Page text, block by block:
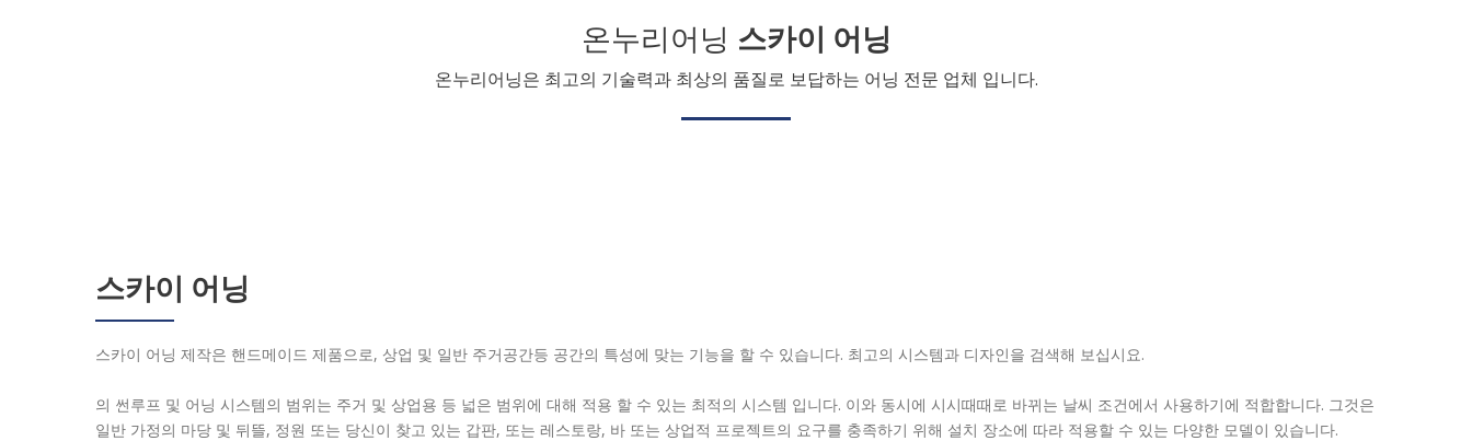
온누리어닝 스카이 어닝
온누리어닝은 최고의 기술력과 최상의 품질로 보답하는 어닝 전문 업체 입니다.
스카이 어닝
스카이 어닝 제작은 핸드메이드 제품으로, 상업 및 일반 주거공간등 공간의 특성에 맞는 기능을 할 수 있습니다. 최고의 시스템과 디자인을 검색해 보십시요.
의 썬루프 및 어닝 시스템의 범위는 주거 및 상업용 등 넓은 범위에 대해 적용 할 수 있는 최적의 시스템 입니다. 이와 동시에 시시때때로 바뀌는 날씨 조건에서 사용하기에 적합합니다. 그것은
일반 가정의 마당 및 뒤뜰, 정원 또는 당신이 찾고 있는 갑판, 또는 레스토랑, 바 또는 상업적 프로젝트의 요구를 충족하기 위해 설치 장소에 따라 적용할 수 있는 다양한 모델이 있습니다.